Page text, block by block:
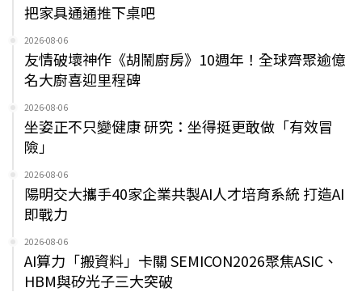
把家具通通推下桌吧
2026-08-06
友情破壞神作《胡鬧廚房》10週年！全球齊聚逾億
名大廚喜迎里程碑
2026-08-06
坐姿正不只變健康 研究：坐得挺更敢做「有效冒
險」
2026-08-06
陽明交大攜手40家企業共製AI人才培育系統 打造AI
即戰力
2026-08-06
AI算力「搬資料」卡關 SEMICON2026聚焦ASIC、
HBM與矽光子三大突破